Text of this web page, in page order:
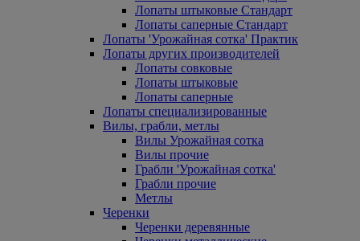
Лопаты штыковые Стандарт
Лопаты саперные Стандарт
Лопаты 'Урожайная сотка' Практик
Лопаты других производителей
Лопаты совковые
Лопаты штыковые
Лопаты саперные
Лопаты специализированные
Вилы, грабли, метлы
Вилы Урожайная сотка
Вилы прочие
Грабли 'Урожайная сотка'
Грабли прочие
Метлы
Черенки
Черенки деревянные